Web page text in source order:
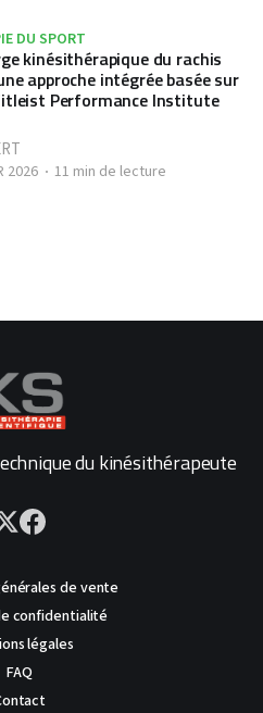
DU SPORT
kinésithérapique du rachis
approche intégrée basée sur
Performance Institute
2026 11 min de lecture
du kinésithérapeute
de vente
confidentialité
légales
FAQ